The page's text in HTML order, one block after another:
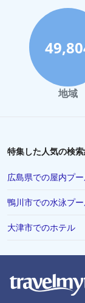
地域
特集した人気の検
広島県での屋内プ
鴨川市での水泳プ
大津市でのホテル